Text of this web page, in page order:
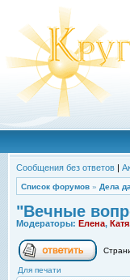
Сообщения без ответов |
Список форумов » Дела
"Вечные
Модераторы: Елена, Катя
Для печати